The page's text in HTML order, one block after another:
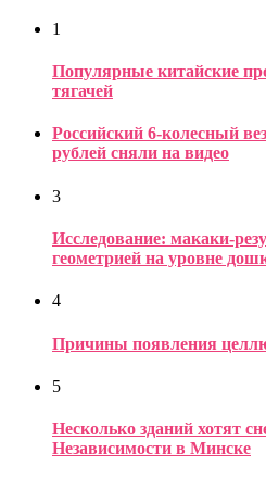
1
Популярные китайские
тягачей
Российский 6-колесный
рублей сняли на видео
3
Исследование: макаки-
геометрией на уровне
4
Причины появления
5
Несколько зданий хотят
Независимости в Минске